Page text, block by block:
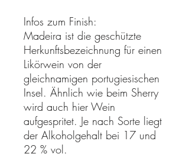
Infos zum Finish:
Madeira ist die geschützte
Herkunftsbezeichnung für einen
Likörwein von der
gleichnamigen portugiesischen
Insel. Ähnlich wie beim Sherry
wird auch hier Wein
aufgespritet. Je nach Sorte liegt
der Alkoholgehalt bei 17 und
22 % vol.